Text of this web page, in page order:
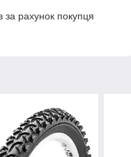
рахунок покупця